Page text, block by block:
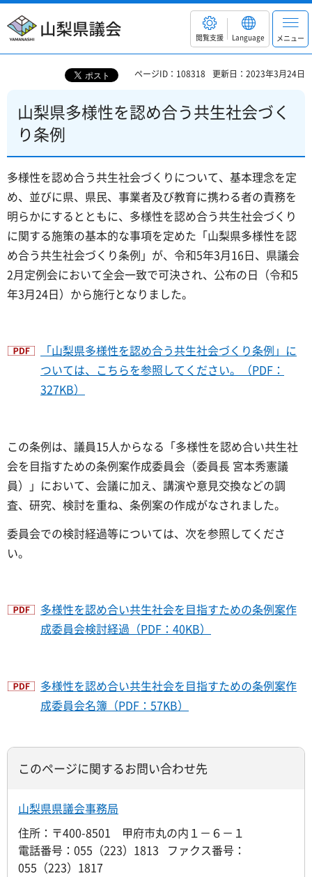
山梨県議会
閲覧支援 Language メニュー
ページID：108318 更新日：2023年3月24日
山梨県多様性を認め合う共生社会づく
り条例
多様性を認め合う共生社会づくりについて、基本理念を定
め、並びに県、県民、事業者及び教育に携わる者の責務を
明らかにするとともに、多様性を認め合う共生社会づくり
に関する施策の基本的な事項を定めた「山梨県多様性を認
め合う共生社会づくり条例」が、令和5年3月16日、県議会
2月定例会において全会一致で可決され、公布の日（令和5
年3月24日）から施行となりました。
「山梨県多様性を認め合う共生社会づくり条例」に
ついては、こちらを参照してください。（PDF：
327KB）
この条例は、議員15人からなる「多様性を認め合い共生社
会を目指すための条例案作成委員会（委員長 宮本秀憲議
員）」において、会議に加え、講演や意見交換などの調
査、研究、検討を重ね、条例案の作成がなされました。
委員会での検討経過等については、次を参照してくださ
い。
多様性を認め合い共生社会を目指すための条例案作
成委員会検討経過（PDF：40KB）
多様性を認め合い共生社会を目指すための条例案作
成委員会名簿（PDF：57KB）
このページに関するお問い合わせ先
山梨県県議会事務局
住所：〒400-8501 甲府市丸の内１－６－１
電話番号：055（223）1813 ファクス番号：
055（223）1817